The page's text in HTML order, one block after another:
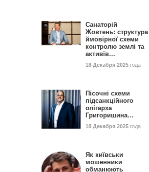
Санаторій
Жовтень: структура
ймовірної схеми
контролю землі та
активів…
18 Декабря 2025 года
Пісочні схеми
підсанкційного
олігарха
Григоришина…
18 Декабря 2025 года
Як київськи
мошенники
обманюють